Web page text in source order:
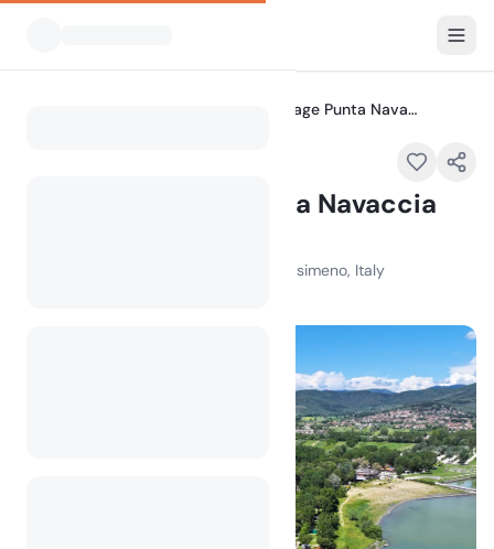
Camping Village Punta Navaccia
Camping Village Punta Navaccia
Via Navaccia 4, 06069 Tuoro sul Trasimeno, Italy